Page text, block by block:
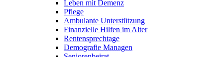
Leben mit Demenz
Pflege
Ambulante Unterstützung
Finanzielle Hilfen im Alter
Rentensprechtage
Demografie Managen